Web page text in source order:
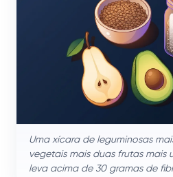
Uma xícara de leguminosas
vegetais mais duas frutas
leva acima de 30 gramas de